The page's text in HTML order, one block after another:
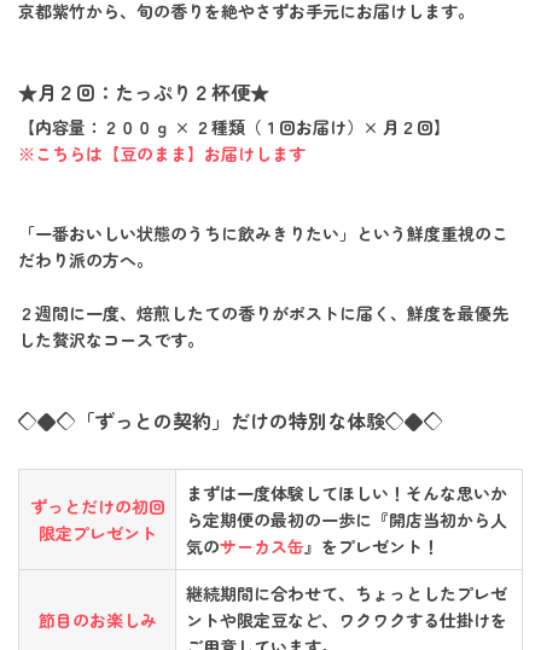
京都紫竹から、旬の香りを絶やさずお手元にお届けします。
★月２回：たっぷり２杯便★
【内容量：２００ｇ × ２種類（１回お届け）× 月２回】
※こちらは【豆のまま】お届けします
「一番おいしい状態のうちに飲みきりたい」という鮮度重視のこ
だわり派の方へ。
２週間に一度、焙煎したての香りがポストに届く、鮮度を最優先
した贅沢なコースです。
◇◆◇「ずっとの契約」だけの特別な体験◇◆◇
ずっとだけの初回
限定プレゼント
まずは一度体験してほしい！そんな思いか
ら定期便の最初の一歩に『開店当初から人
気のサーカス缶 』をプレゼント！
節目のお楽しみ
継続期間に合わせて、ちょっとしたプレゼ
ントや限定豆など、ワクワクする仕掛けを